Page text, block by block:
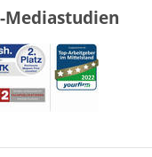
Mediastudien